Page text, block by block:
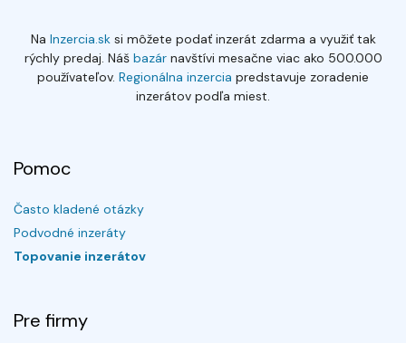
Na Inzercia.sksi môžete podať inzerát zdarma a využiť tak
rýchly predaj. Náš bazárnavštívi mesačne viac ako 500.000
používateľov. Regionálna inzercia predstavuje zoradenie
inzerátov podľa miest.
Pomoc
Často kladené otázky
Podvodné inzeráty
Topovanie inzerátov
Pre firmy